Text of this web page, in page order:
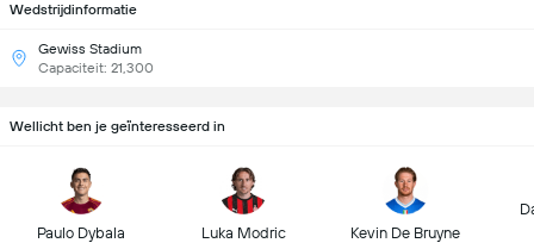
Wedstrijdinformatie
Gewiss Stadium
Capaciteit: 21,300
Wellicht ben je geïnteresseerd in
Paulo Dybala Luka Modric Kevin De Bruyne